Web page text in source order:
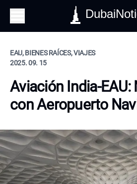
EAU, BIENES RAÍCES, VIAJES
2025. 09. 15
Aviación India-EAU:
con Aeropuerto